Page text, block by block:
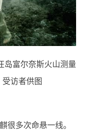
岛富尔奈斯火山测量
访者供图
很多次命悬一线。